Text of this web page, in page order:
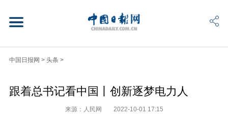
中国日报网 > 头条 >
跟着总书记看中国丨创新逐梦电力人
来源：人民网 2022-10-01 17:15